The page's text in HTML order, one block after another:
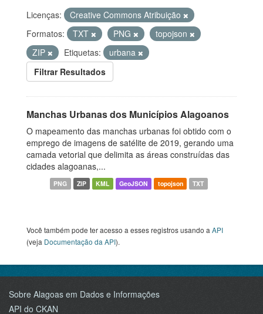
Licenças:
Creative Commons Atribuição
Formatos:
TXT PNG
topojson
ZIP
Etiquetas:
urbana
Filtrar Resultados
Manchas Urbanas dos Municípios Alagoanos
O mapeamento das manchas urbanas foi obtido com o
emprego de imagens de satélite de 2019, gerando uma
camada vetorial que delimita as áreas construídas das
cidades alagoanas,...
PNG ZIP KML GeoJSON topojson TXT
Você também pode ter acesso a esses registros usando a API
(veja Documentação da API).
Sobre Alagoas em Dados e Informações
API do CKAN